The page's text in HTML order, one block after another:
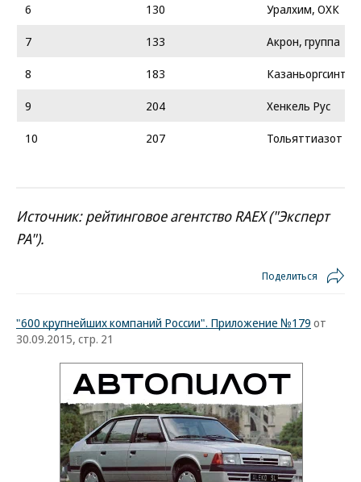
6
130
Уралхим, ОХК
7
133
Акрон, группа
8
183
Казаньоргсинтез
9
204
Хенкель Рус
10
207 Тольяттиазот
Источник: рейтинговое агентство RAEX ("Эксперт
РА").
Поделиться
"600 крупнейших компаний России". Приложение №179 от
30.09.2015, стр. 21